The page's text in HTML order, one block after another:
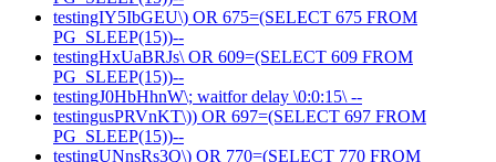
testingIY5IbGEU\) OR 675=(SELECT 675 FROM
PG_SLEEP(15))--
testingHxUaBRJs\ OR 609=(SELECT 609 FROM
PG_SLEEP(15))--
testingJ0HbHhnW\; waitfor delay \0:0:15\ --
testingusPRVnKT\)) OR 697=(SELECT 697 FROM
PG_SLEEP(15))--
testingUNnsRs3Q\) OR 770=(SELECT 770 FROM